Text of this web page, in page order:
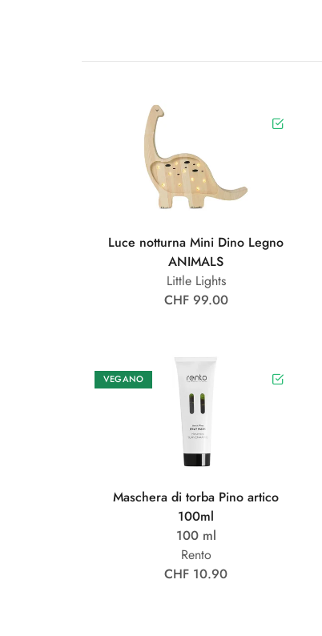
Luce notturna Mini Dino Legno
ANIMALS
Little Lights
CHF 99.00
VEGANO
Maschera di torba Pino artico
100ml
100 ml
Rento
CHF 10.90